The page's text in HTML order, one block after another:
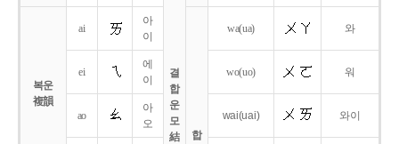
결
합
운
모
結
복운
複韻
ai
아
이
합
wa(ua) 와
ei
에
이
wo(uo) 워
ao
아
오
wai(uai) 와이